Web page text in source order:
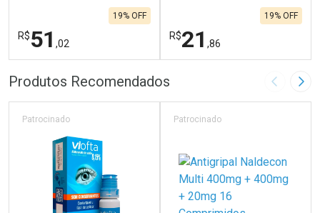
R$51 ,02
19% OFF
FECHAR
Laboratório
FECHAR
Por Menos
R$21 ,86
19% OFF
Laboratório
Por Menos
Produtos Recomendados Imagem
Patrocinado Patrocinado